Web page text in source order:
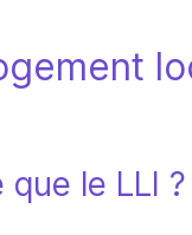
que le LLI ?